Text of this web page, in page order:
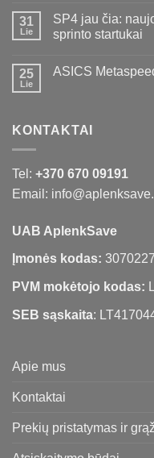
31
Lie
SP4 jau čia:
sprinto startukai
25
Lie
ASICS
KONTAKTAI
Tel: +370 670 09191
Email:
UAB AplenkSave
Įmonės kodas:
PVM mokėtojo kodas:
SEB sąskaita:
Apie mus
Kontaktai
Prekių pristatymas ir